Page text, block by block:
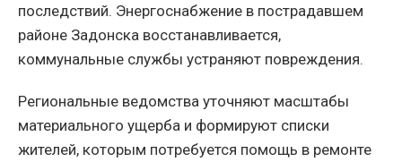
последствий. Энергоснабжение в пострадавшем
районе Задонска восстанавливается,
коммунальные службы устраняют повреждения.
Региональные ведомства уточняют масштабы
материального ущерба и формируют списки
жителей, которым потребуется помощь в ремонте